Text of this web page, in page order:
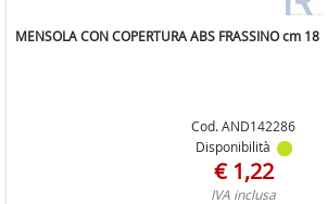
MENSOLA CON COPERTURA ABS FRASSINO cm 18
Cod. AND142286
Disponibilità
€ 1,22
IVA inclusa